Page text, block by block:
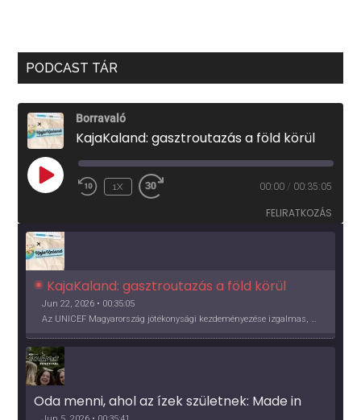
PODCAST TÁR
Borravaló
KajaKaland: gasztroutazás a föld körül
PLAY
EPISODE
1X 00:00 / 00:35:05
FELIRATKOZÁS
KajaKaland: gasztroutazás a föld körül
Jun 22, 2026 • 00:35:05
Az UNICEF Magyarország jótékonysági kezdeményezése izgalmas, egész éves világkörüli ízutazásra hív, igazi családi program és gasztroedukáció, illetve segítség a rászorulóknak is egyben.
Oda menni, ahol az ízek születnek: Made in